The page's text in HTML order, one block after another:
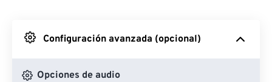
Desde Google Drive
Desde OneDrive
Configuración avanzada (opcional)
Opciones de audio